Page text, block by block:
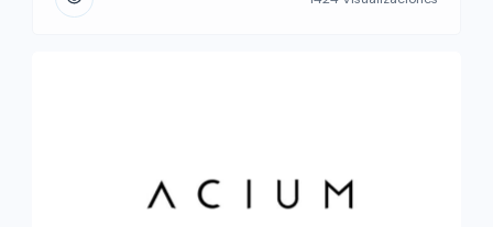
PyME, con enlace y máximas comisiones de Bancos,